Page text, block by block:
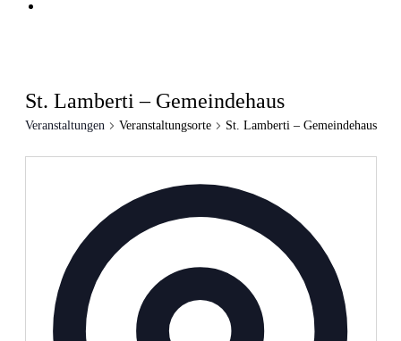
St. Lamberti – Gemeindehaus
Veranstaltungen Veranstaltungsorte St. Lamberti – Gemeindehaus